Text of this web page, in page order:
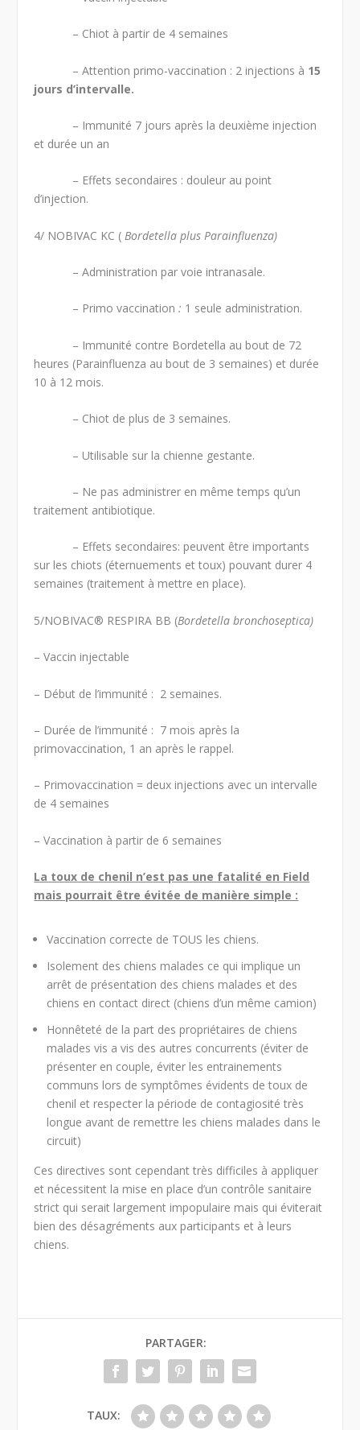
– Chiot à partir de 4 semaines
– Attention primo-vaccination : 2 injections à 15
jours d’intervalle.
– Immunité 7 jours après la deuxième injection
et durée un an
– Effets secondaires : douleur au point
d’injection.
4/ NOBIVAC KC ( Bordetella plus Parainfluenza)
– Administration par voie intranasale.
– Primo vaccination: 1 seule administration.
– Immunité contre Bordetella au bout de 72
heures (Parainfluenza au bout de 3 semaines) et durée
10 à 12 mois.
– Chiot de plus de 3 semaines.
– Utilisable sur la chienne gestante.
– Ne pas administrer en même temps qu’un
traitement antibiotique.
– Effets secondaires: peuvent être importants
sur les chiots (éternuements et toux) pouvant durer 4
semaines (traitement à mettre en place).
5/NOBIVAC® RESPIRA BB (Bordetella bronchoseptica)
– Vaccin injectable
– Début de l’immunité : 2 semaines.
– Durée de l’immunité : 7 mois après la
primovaccination, 1 an après le rappel.
– Primovaccination = deux injections avec un intervalle
de 4 semaines
– Vaccination à partir de 6 semaines
La toux de chenil n’est pas une fatalité en Field
mais pourrait être évitée de manière simple :
Vaccination correcte de TOUS les chiens.
Isolement des chiens malades ce qui implique un
arrêt de présentation des chiens malades et des
chiens en contact direct (chiens d’un même camion)
Honnêteté de la part des propriétaires de chiens
malades vis a vis des autres concurrents (éviter de
présenter en couple, éviter les entrainements
communs lors de symptômes évidents de toux de
chenil et respecter la période de contagiosité très
longue avant de remettre les chiens malades dans le
circuit)
Ces directives sont cependant très difficiles à appliquer
et nécessitent la mise en place d’un contrôle sanitaire
strict qui serait largement impopulaire mais qui éviterait
bien des désagréments aux participants et à leurs
chiens.
PARTAGER:
TAUX: